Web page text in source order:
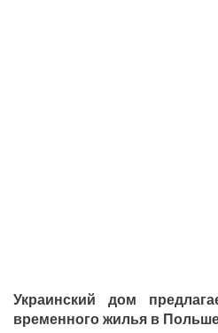
Украинский дом
временного жилья в